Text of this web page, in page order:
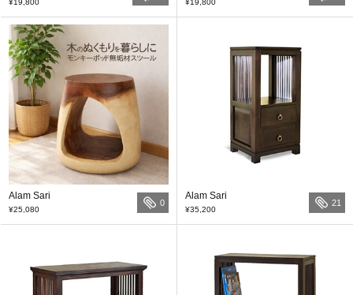
¥19,800 ¥19,800
Alam Sari
¥25,080
0
Alam Sari
¥35,200
21